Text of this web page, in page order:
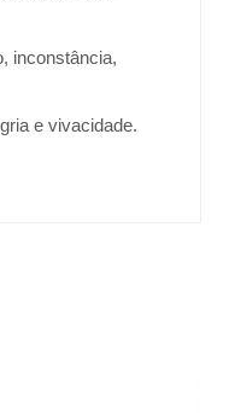
inconstância,
e vivacidade.